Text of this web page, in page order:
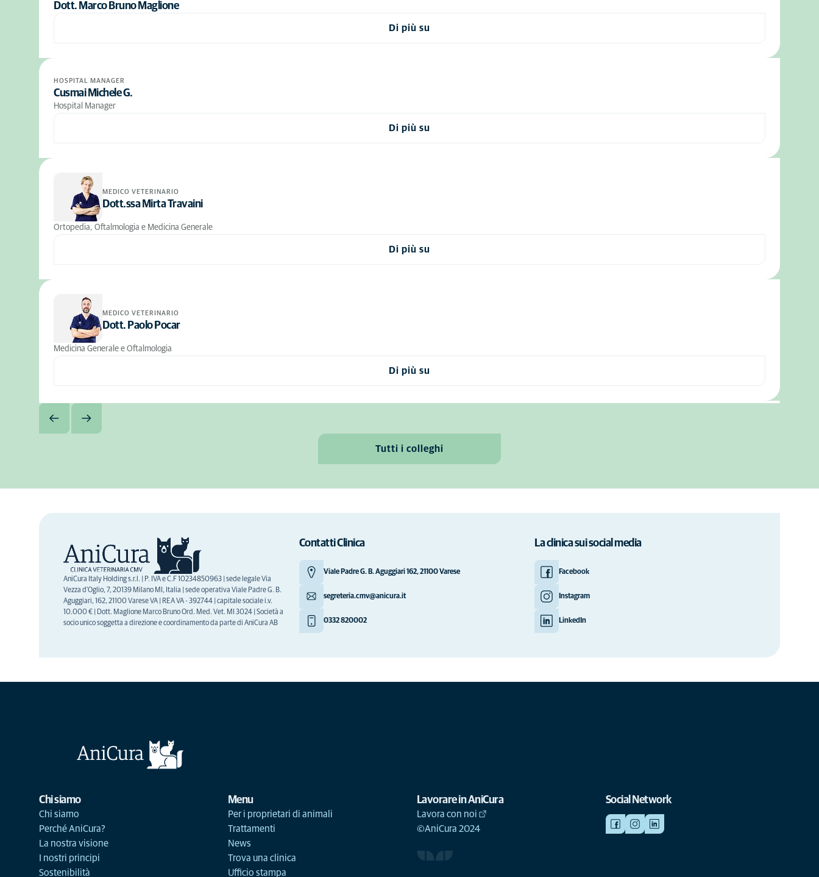
Dott. Marco Bruno Maglione
Di più su
HOSPITAL MANAGER
Cusmai Michele G.
Hospital Manager
Di più su
MEDICO VETERINARIO
Dott.ssa Mirta Travaini
Ortopedia, Oftalmologia e Medicina Generale
Di più su
MEDICO VETERINARIO
Dott. Paolo Pocar
Medicina Generale e Oftalmologia
Di più su
Tutti i colleghi
AniCura Italy Holding s.r.l. | P. IVA e C.F 10234850963 | sede legale Via
Vezza d'Oglio, 7, 20139 Milano MI, Italia | sede operativa Viale Padre G. B.
Aguggiari, 162, 21100 Varese VA | REA VA - 392744 | capitale sociale i.v.
10.000 € | Dott. Maglione Marco Bruno Ord. Med. Vet. MI 3024 | Società a
socio unico soggetta a direzione e coordinamento da parte di AniCura AB
Contatti Clinica
Viale Padre G. B. Aguggiari 162, 21100 Varese
segreteria.cmv@anicura.it
0332 820002
La clinica sui social media
Facebook
Instagram
LinkedIn
Chi siamo
Chi siamo
Perché AniCura?
La nostra visione
I nostri principi
Sostenibilità
Menu
Per i proprietari di animali
Trattamenti
News
Trova una clinica
Ufficio stampa
Lavorare in AniCura
Lavora con noi
©AniCura 2024
Social Network